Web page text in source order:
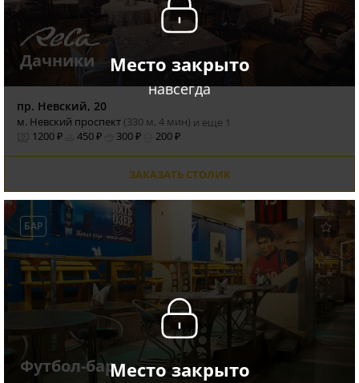
Место закрыто
навсегда
Дачники
пр. Невский, 20
м. Невский проспект (330 м, 4 мин) и еще 1
1200 ₽
450 ₽ 300 ₽ 200 ₽
ЗАКАЗАТЬ СТОЛИК
Место закрыто
БАР
Футбол-бар